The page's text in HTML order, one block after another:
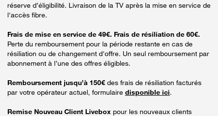
réserve d’éligibilité. Livraison de la TV après la mise en service de
l'accès fibre.
Frais de mise en service de 49€. Frais de résiliation de 60€.
Perte du remboursement pour la période restante en cas de
résiliation ou de changement d'offre. Un seul remboursement par
abonnement à l’une des offres éligibles.
Remboursement jusqu’à 150€ des frais de résiliation facturés
par votre opérateur actuel, formulaire disponible ici.
Remise Nouveau Client Livebox pour les nouveaux clients